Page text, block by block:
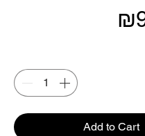
Add to Cart